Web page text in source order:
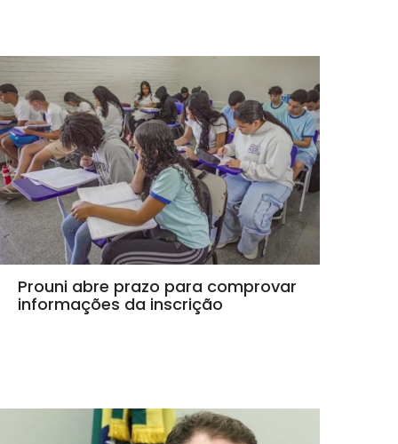
Prouni abre prazo para comprovar
informações da inscrição